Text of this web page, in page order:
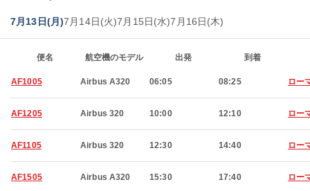
7月13日(月)7月14日(火)7月15日(水)7月16日(木)
便名 航空機のモデル 出発 到着
AF1005 Airbus A320 06:05 08:25 ロー
AF1205 Airbus 320 10:00 12:10 ロー
AF1105 Airbus 320 12:30 14:40 ロー
AF1505 Airbus A320 15:30 17:40 ロー